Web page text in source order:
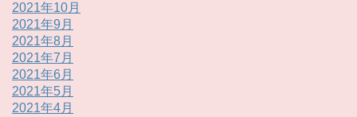
2021年10月
2021年9月
2021年8月
2021年7月
2021年6月
2021年5月
2021年4月